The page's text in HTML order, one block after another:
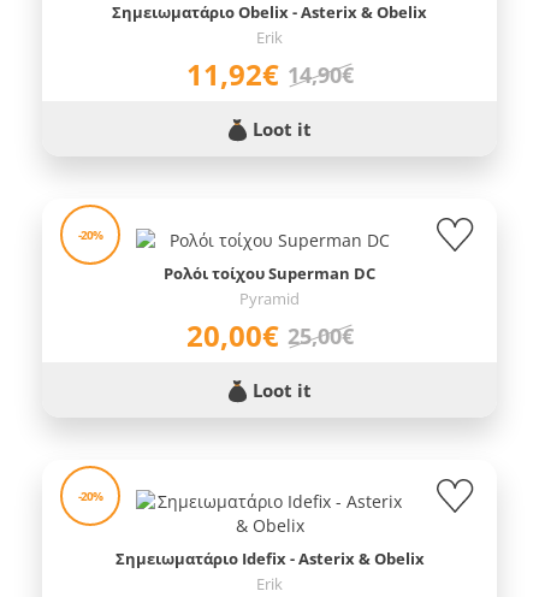
Σημειωματάριο Obelix - Asterix & Obelix
Erik
11,92€ 14,90€
Loot it
-20%
Ρολόι τοίχου Superman DC
Pyramid
20,00€ 25,00€
Loot it
-20%
Σημειωματάριο Idefix - Asterix & Obelix
Erik